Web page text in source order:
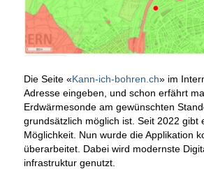
Die Seite «Kann-ich-bohren.ch» im
Adresse eingeben, und schon erfährt
Erdwärmesonde am gewünschten
grundsätzlich möglich ist. Seit 2022 gibt
Möglichkeit. Nun wurde die Applikation
überarbeitet. Dabei wird modernste
infrastruktur genutzt.